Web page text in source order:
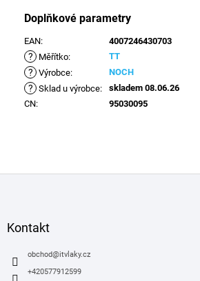
Doplňkové parametry
EAN: 4007246430703
? Měřítko: TT
? Výrobce: NOCH
? Sklad u výrobce:
skladem 08.06.26
CN: 95030095
Kontakt
obchod@itvlaky.cz
+420577912599